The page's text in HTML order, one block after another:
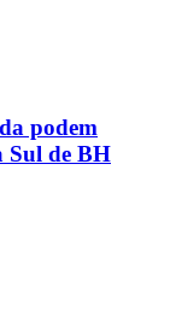
podem
Sul de BH